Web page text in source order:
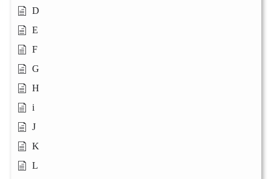
D
E
F
G
H
i
J
K
L